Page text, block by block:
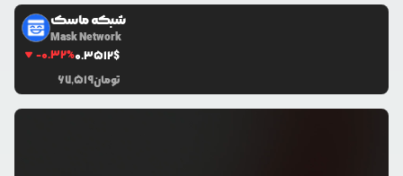
شبکه ماسک
Mask Network
-0.32%0.3512$
67,519تومان